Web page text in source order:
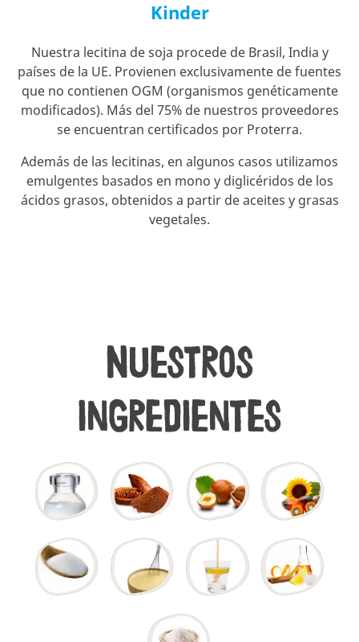
Kinder
Nuestra lecitina de soja procede de Brasil, India y
países de la UE. Provienen exclusivamente de fuentes
que no contienen OGM (organismos genéticamente
modificados). Más del 75% de nuestros proveedores
se encuentran certificados por Proterra.
Además de las lecitinas, en algunos casos utilizamos
emulgentes basados en mono y diglicéridos de los
ácidos grasos, obtenidos a partir de aceites y grasas
vegetales.
Nuestros
ingredientes